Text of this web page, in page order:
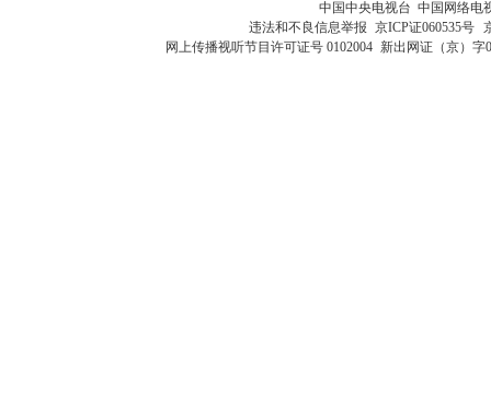
中国中央电视台 中国网络电
违法和不良信息举报 京ICP证060535号
网上传播视听节目许可证号 0102004 新出网证（京）